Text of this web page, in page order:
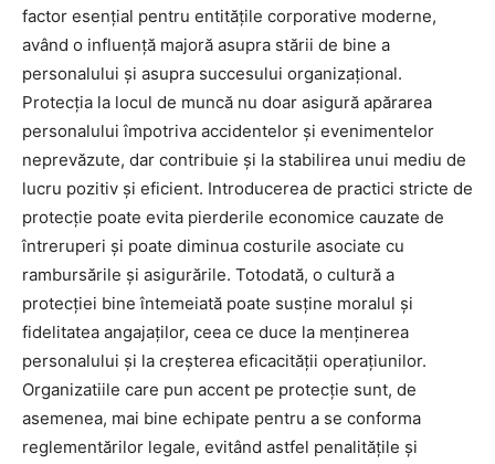
factor esențial pentru entitățile corporative moderne,
având o influență majoră asupra stării de bine a
personalului și asupra succesului organizațional.
Protecția la locul de muncă nu doar asigură apărarea
personalului împotriva accidentelor și evenimentelor
neprevăzute, dar contribuie și la stabilirea unui mediu de
lucru pozitiv și eficient. Introducerea de practici stricte de
protecție poate evita pierderile economice cauzate de
întreruperi și poate diminua costurile asociate cu
rambursările și asigurările. Totodată, o cultură a
protecției bine întemeiată poate susține moralul și
fidelitatea angajaților, ceea ce duce la menținerea
personalului și la creșterea eficacității operațiunilor.
Organizatiile care pun accent pe protecție sunt, de
asemenea, mai bine echipate pentru a se conforma
reglementărilor legale, evitând astfel penalitățile și